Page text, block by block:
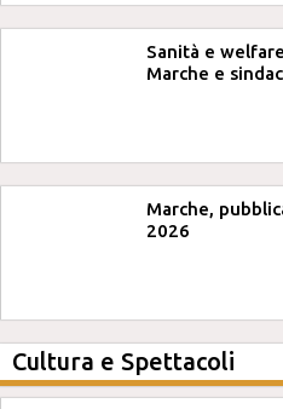
Sanità e
Marche e
Marche,
2026
Cultura e Spettacoli